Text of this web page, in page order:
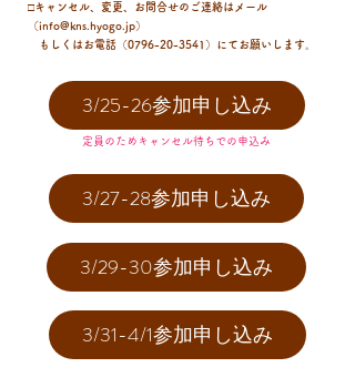
​□キャンセル、変更、お問合せのご連絡はメール
（info@kns.hyogo.jp）
もしくはお電話（0796-20-3541）にてお願いします。
3/25-26参加申し込み
定員のためキャンセル待ちでの申込み
3/27-28参加申し込み
3/29-30参加申し込み
3/31-4/1参加申し込み